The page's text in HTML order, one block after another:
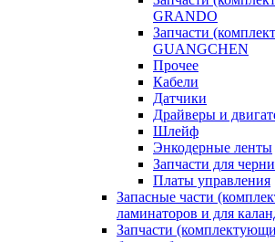
GRANDO
Запчасти
GUANGCHEN
Прочее
Кабели
Датчики
Драйверы и
Шлейф
Энкодерные ленты
Запчасти для
Платы управления
Запасные части
ламинаторов и для
Запчасти